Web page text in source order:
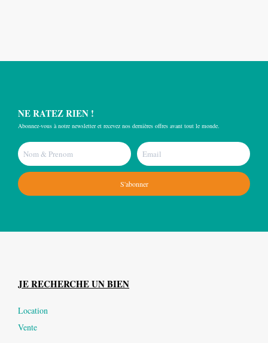
NE RATEZ RIEN !
Abonnez-vous à notre newsletter et recevez nos dernières offres avant tout le monde.
S'abonner
JE RECHERCHE UN BIEN
Location
Vente